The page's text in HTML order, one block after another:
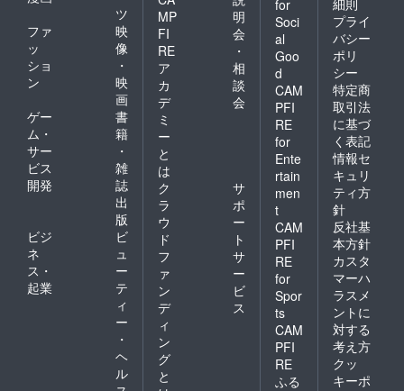
ツ
ファ
ッ
ショ
ン
映
像
・
映
画
ゲー
ム・
サー
ビス
開発
書
籍
・
雑
誌
出
版
ビジ
ネ
ス・
起業
ビ
ュ
ー
テ
ィ
ー
・
ヘ
ル
MP
FI
RE
ア
カ
デ
ミ
ー
と
は
明
会
・
相
談
会
ク
ラ
ウ
ド
フ
ァ
ン
デ
ィ
ン
グ
と
サ
ポ
ー
ト
サ
ー
ビ
ス
for
Soci
al
Goo
d
CAM
PFI
RE
for
Ente
rtain
men
t
CAM
PFI
RE
for
Spor
ts
CAM
PFI
RE
ふる
プライ
バシー
ポリ
シー
特定商
取引法
に基づ
く表記
情報セ
キュリ
ティ方
針
反社基
本方針
カスタ
マーハ
ラスメ
ントに
対する
考え方
クッ
キーポ